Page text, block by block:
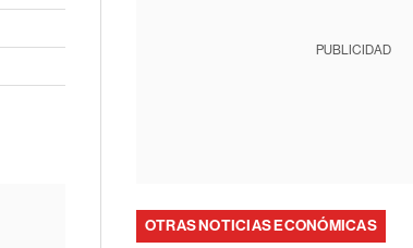
PUBLICIDAD
OTRAS NOTICIAS ECONÓMICAS